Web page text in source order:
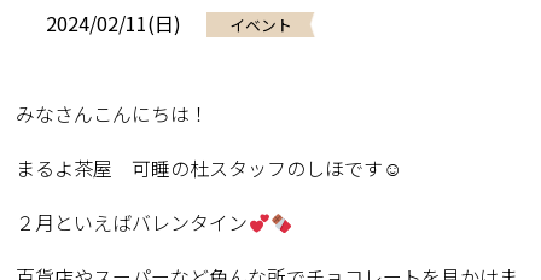
2024/02/11(日) イベント
みなさんこんにちは！
まるよ茶屋 可睡の杜スタッフのしほです☺
２月といえばバレンタイン